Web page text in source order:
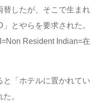
替したが、そこで生まれ
とやらを要求された。
Resident Indian=在
と「ホテルに置かれてい
。